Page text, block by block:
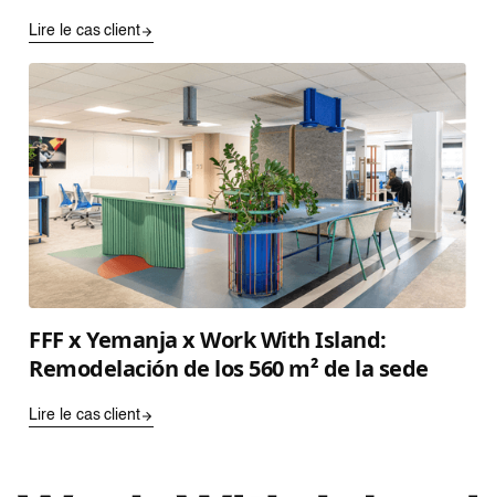
Lire le cas client
FFF x Yemanja x Work With Island:
Remodelación de los 560 m² de la sede
Lire le cas client